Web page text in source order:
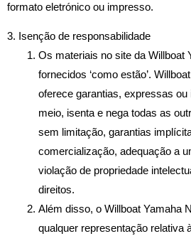
formato eletrónico ou impresso.
3. Isenção de responsabilidade
Os materiais no site da Willboat
fornecidos ‘como estão’.
oferece garantias, expressas
meio, isenta e nega todas as
sem limitação, garantias
comercialização, adequação a
violação de propriedade
direitos.
Além disso, o Willboat Yamaha
qualquer representação relativa